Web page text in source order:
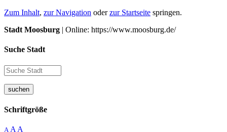
Zum Inhalt, zur Navigation oderzur Startseite springen.
Stadt Moosburg | Online: https://www.moosburg.de/
Suche Stadt
suchen
Schriftgröße
A A A